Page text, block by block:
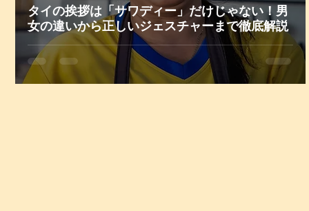
タイの挨拶は「サワディー」だけじゃない！男
女の違いから正しいジェスチャーまで徹底解説